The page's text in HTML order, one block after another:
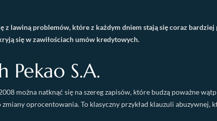
z lawiną problemów, które z każdym dniem stają się coraz
się w zawiłościach umów kredytowych.
Pekao S.A.
można natknąć się na szereg zapisów, które budzą poważne
oprocentowania. To klasyczny przykład klauzuli abuzywnej,